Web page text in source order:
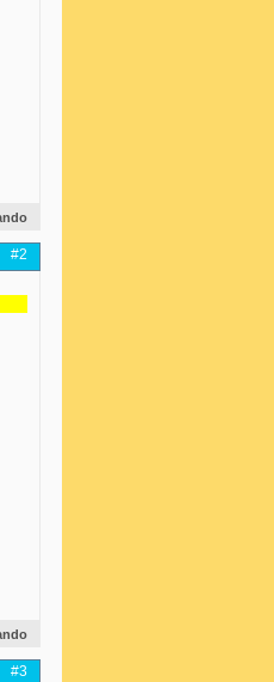
#2
#3